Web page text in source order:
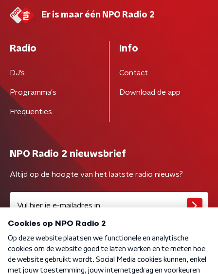
Er is maar één NPO Radio 2
Radio
DJ’s
Programma's
Frequenties
Info
Contact
Download de app
NPO Radio 2 nieuwsbrief
Altijd op de hoogte van het laatste radio nieuws?
Algemene voorwaarden